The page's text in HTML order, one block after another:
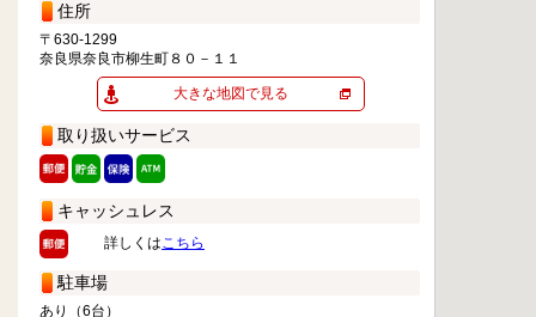
住所
〒630-1299
奈良県奈良市柳生町８０－１１
大きな地図で見る
取り扱いサービス
キャッシュレス
詳しくはこちら
駐車場
あり（6台）